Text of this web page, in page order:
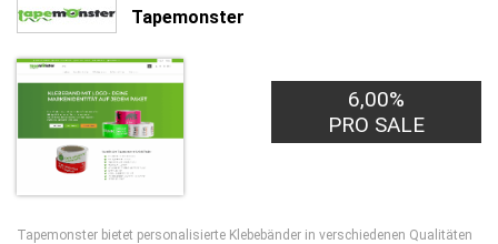
Tapemonster
6,00%
PRO SALE
Tapemonster bietet personalisierte Klebebänder in verschiedenen Qualitäten